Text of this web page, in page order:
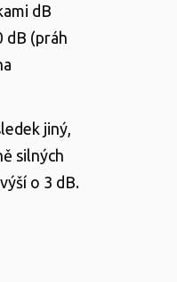
dB
dB (práh
jiný,
silných
o 3 dB.